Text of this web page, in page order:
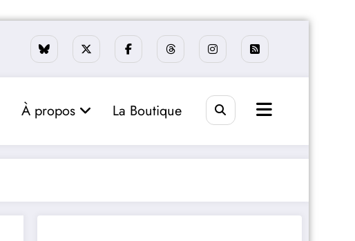
À propos La Boutique